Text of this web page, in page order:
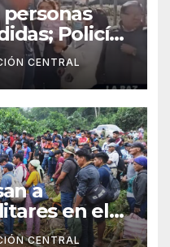
Policía
de
Murillo
CENTRAL
a
en el
un
CENTRAL